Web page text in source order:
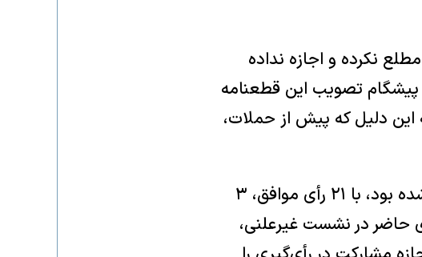
نکرده و اجازه نداده
پیشگام تصویب این قطعنامه
این دلیل که پیش از حملات،
متن قطعنامه‌ای که از سوی آمریکا، بریتانیا، فرانسه و آلمان ارائه شده بود، با ۲۱ رأی موافق، ۳
حاضر در نشست غیرعلنی،